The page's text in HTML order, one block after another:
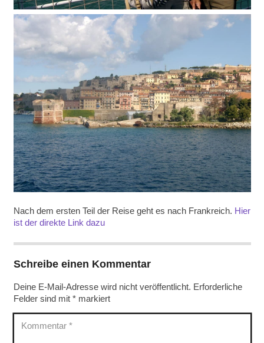
Nach dem ersten Teil der Reise geht es nach Frankreich. Hier
ist der direkte Link dazu
Schreibe einen Kommentar
Deine E-Mail-Adresse wird nicht veröffentlicht. Erforderliche
Felder sind mit *markiert